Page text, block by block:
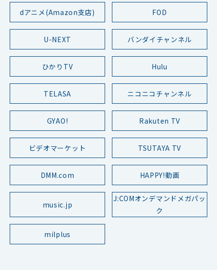
dアニメ(Amazon支店) FOD
U-NEXT バンダイチャンネル
ひかりTV Hulu
TELASA ニコニコチャンネル
GYAO! Rakuten TV
ビデオマーケット TSUTAYA TV
DMM.com HAPPY!動画
music.jp
J:COMオンデマンドメガパッ
ク
milplus